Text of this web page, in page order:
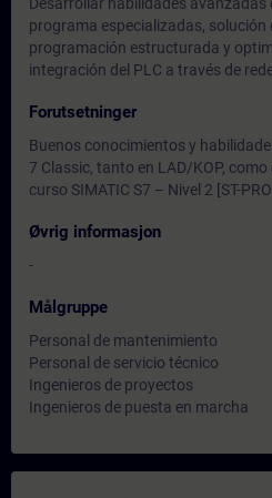
programa especializadas, solución
programación estructurada y
integración del PLC a través de
Forutsetninger
Buenos conocimientos y
7 Classic, tanto en LAD/KOP,
curso SIMATIC S7 – Nivel 2 [ST-
Øvrig informasjon
-
Målgruppe
Personal de mantenimiento
Personal de servicio técnico
Ingenieros de proyectos
Ingenieros de puesta en marcha